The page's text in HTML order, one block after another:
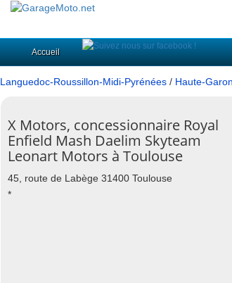
Accueil
Languedoc-Roussillon-Midi-Pyrénées / Haute-
X Motors, concessionnaire Royal
Enfield Mash Daelim Skyteam
Leonart Motors à Toulouse
45, route de Labège 31400 Toulouse
*